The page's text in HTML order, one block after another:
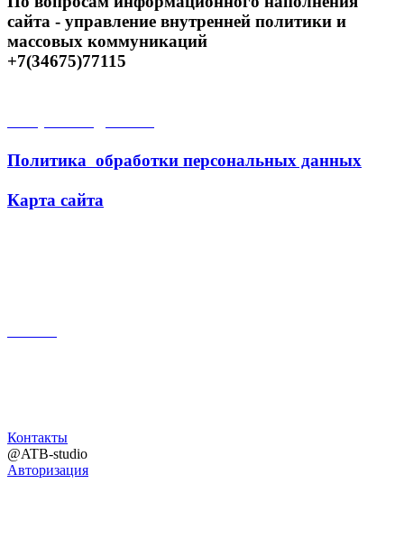
сайта - управление внутренней политики и
массовых коммуникаций
+7(34675)77115
Политика обработки персональных данных
Карта сайта
Контакты
@ATB-studio
Авторизация